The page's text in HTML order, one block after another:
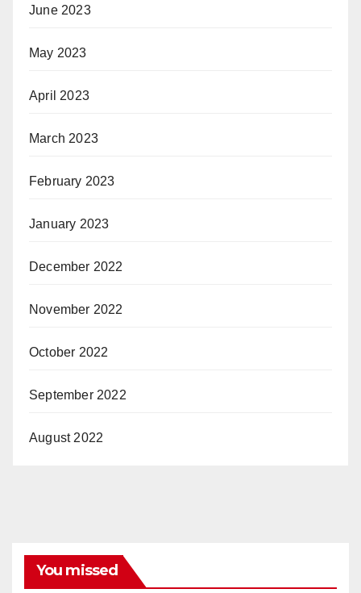
June 2023
May 2023
April 2023
March 2023
February 2023
January 2023
December 2022
November 2022
October 2022
September 2022
August 2022
You missed